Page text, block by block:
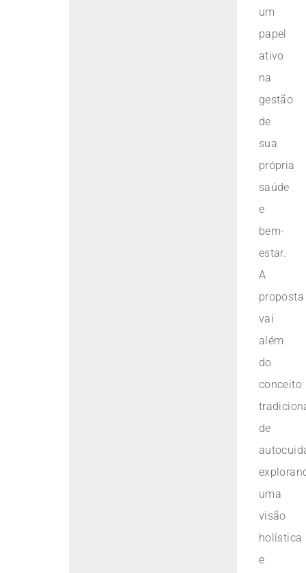
um
papel
ativo
na
gestão
de
sua
própria
saúde
e
bem-
estar.
A
proposta
vai
além
do
conceito
de
uma
visão
holística
e